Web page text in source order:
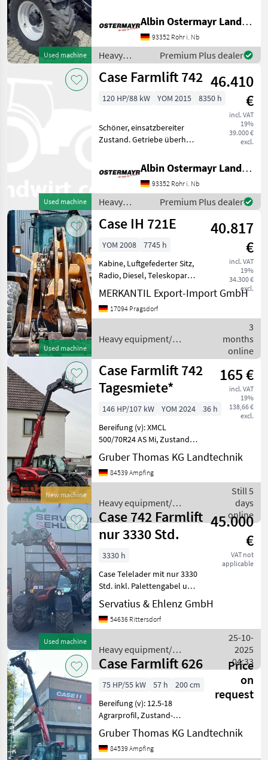
Used machine
Heavy equipment/
construction machines
Telehandlers/ telescopic
loaders
Albin Ostermayr Landmaschinenhandel e.K.
93352 Rohr i. Nb
Heavy
equipment/
construction
Case IH
Premium Plus dealer
Used machine
Case Farmlift 742 46.410
€
incl. VAT
19%
39.000 €
excl.
120 HP/88 kW YOM 2015 8350 h
Schöner, einsatzbereiter
Zustand. Getriebe überholt.
Hydraulic tool locking, Air
conditioner Heavy
equipment/ construction
machines Telehandlers/ t
Albin Ostermayr Landmaschinenhandel e.K.
93352 Rohr i. Nb
Heavy
equipment/
construction
Case IH
Premium Plus dealer
Used machine
Case IH 721E
40.817
€
incl. VAT
19%
34.300 €
excl.
YOM 2008
7745 h
Kabine, Luftgefederter Sitz,
Radio, Diesel, Teleskoparm
(Längenverstellung)
________ Baujahr 2008
Betriebsstunden 7745 h Air
equipment/ constr
MERKANTIL Export-Import GmbH
17094 Pragsdorf
Heavy equipment/
Case IH
3
months
online
New machine
Case Farmlift 742
Tagesmiete*
165 €
incl. VAT
19%
138,66 €
excl.
146 HP/107 kW YOM 2024
36 h
Bereifung (v): XMCL
500/70R24 AS Mi, Zustand-
Bereifung (v): 100 %,
Bereifung (h): XMCL
500/70R24 AS MI, Zustand-
Geschwindigkeit: 40 km/h,
Gruber Thomas KG Landtechnik
84539 Ampfing
Heavy equipment/
construction machines /
Case IH
Still 5
days
online
Used machine
Case 742 Farmlift
nur 3330 Std.
45.000
€
VAT not
applicable
3330 h
Case Telelader mit nur 3330
Std. inkl. Palettengabel und
Adapterrahmen X
Euroaufnahme Der Preis
der Maschine bezieht sich
Zustand und die Ausrüs
Servatius & Ehlenz GmbH
54636 Rittersdorf
Heavy equipment/
construction machines /
Case IH
25-10-
2025
04:33
Case Farmlift 626
Price
on
request
75 HP/55 kW 57 h
200 cm
Bereifung (v): 12.5-18
Agrarprofil, Zustand-
Bereifung (v): 100 %,
Bereifung (h): 12.5-18
Agrarprofil, Zustand-
Gruber Thomas KG Landtechnik
84539 Ampfing